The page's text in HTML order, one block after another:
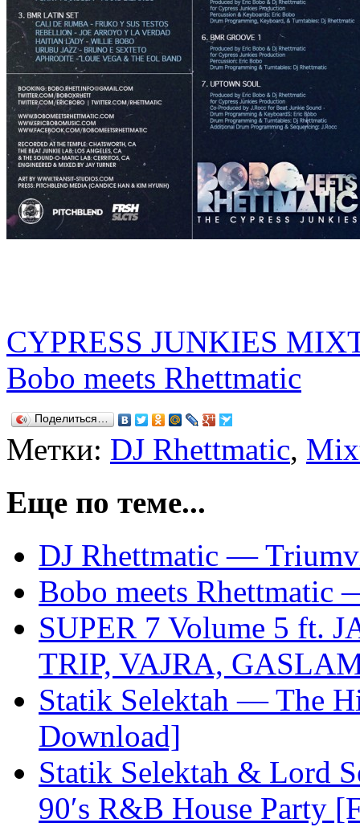
CYPRESS JUNKIES
Bobo meets Rhettmatic
Поделиться…
Метки: DJ Rhettmatic,
Еще по теме...
DJ Rhettmatic —
Bobo meets
SUPER 7 Volume 5 ft.
TRIP, VAJRA,
Statik Selektah — The
Download]
Statik Selektah & Lord
90′s R&B House Party